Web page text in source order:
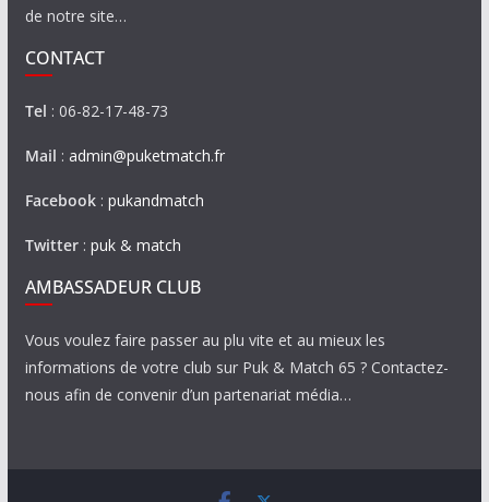
de notre site…
CONTACT
Tel : 06-82-17-48-73
Mail : admin@puketmatch.fr
Facebook: pukandmatch
Twitter: puk & match
AMBASSADEUR CLUB
Vous voulez faire passer au plu vite et au mieux les
informations de votre club sur Puk & Match 65 ? Contactez-
nous afin de convenir d’un partenariat média…